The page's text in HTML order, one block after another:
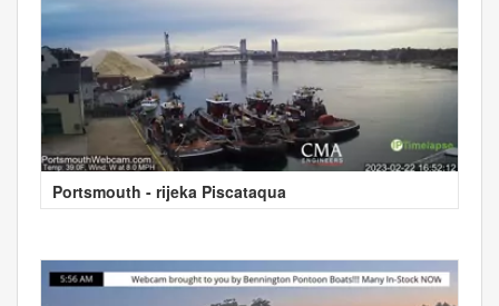
Portsmouth - rijeka Piscataqua